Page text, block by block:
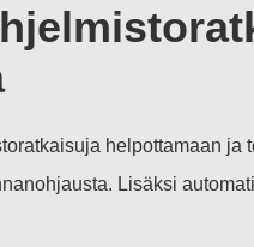
helpottamaan
Lisäksi